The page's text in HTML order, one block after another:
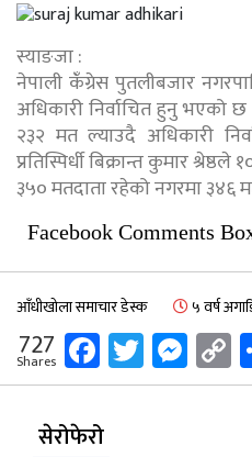
स्याङजा :
नेपाली कँंग्रेस पुतलीबजार
अधिकारी निर्वाचित हुनु भएको
२३२ मत ल्याउदै अधिकारी
प्रतिस्पिर्धी बिक्रान्त कुमार
३५० मतदाता रहेको नगरमा ३४६
Facebook Comments
आँधीखोला समाचार डेस्क ५ वर्ष
727
Shares Facebook
Twitter
सेरोफेरो